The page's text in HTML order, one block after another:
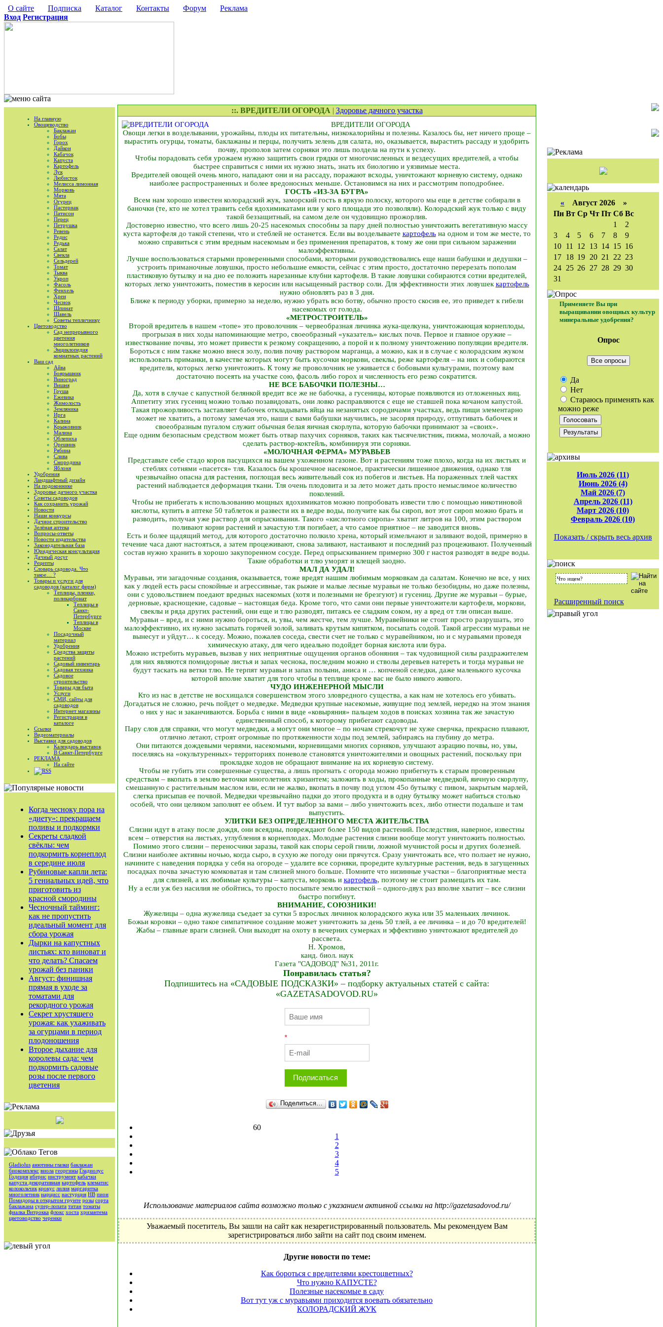
О сайте Подписка Каталог Контакты Форум
Реклама
Вход Регистрация
На главную
Овощеводство
Баклажан
Бобы
Горох
Дайкон
Кабачок
Капуста
Картофель
Лук
Любисток
Мелисса лимонная
Морковь
Мята
Огурец
Пастернак
Патисон
Перец
Петрушка
Ревень
Редис
Редька
Салат
Свекла
Сельдерей
Томат
Тыква
Укроп
Фасоль
Фенхель
Хрен
Чеснок
Шпинат
Шавель
Советы тепличнику
Цветоводство
Сад непрерывного
цветения
многолетников
Энциклопедия
комнатных растений
Ваш сад
Айва
Боярышник
Виноград
Вишня
Груша
Ежевика
Жимолость
Земляника
Ирга
Калина
Крыжовник
Малина
Облепиха
Орешник
Рябина
Слива
Смородина
Яблоня
Удобрения
Ландшафтный дизайн
На подоконнике
Здоровье дачного участка
Советы садоводов
Как сохранить урожай
Новости
Наши конкурсы
Дачное строительство
Зелёная аптека
Вопросы-ответы
Новости издательства
Законодательная база
Юридическая консультация
Дачный досуг
Рецепты
Словарь садовода. Что
такое… ?
Товары и услуги для
садоводов (каталог фирм)
Теплицы, пленки,
поликарбонат
Теплицы в
Санкт-
Петербурге
Теплицы в
Москве
Посадочный
материал
Удобрения
Средства защиты
растений
Садовый инвентарь
Садовая техника
Садовое
строительство
Товары для быта
Услуги
СМИ, сайты для
садоводов
Интернет магазины
Регистрация в
каталоге
Ссылки
Видеоматериалы
Выставки для садоводов
Календарь выставок
В Санкт-Петербурге
РЕКЛАМА
На сайте
RSS
Когда чесноку пора на
«диету»: прекращаем
поливы и подкормки
Секреты сладкой
свёклы: чем
подкормить корнеплод
в середине июля
Рубиновые капли лета:
5 гениальных идей, что
приготовить из
красной смородины
Чесночный тайминг:
как не пропустить
идеальный момент для
сбора урожая
Дырки на капустных
листьях: кто виноват и
что делать? Спасаем
урожай без паники
Август: финишная
прямая в уходе за
томатами для
рекордного урожая
Секрет хрустящего
урожая: как ухаживать
за огурцами в период
плодоношения
Второе дыхание для
королевы сада: чем
подкормить садовые
розы после первого
цветения
Gladiolus анютины глазки баклажан
биокомплекс виола георгины Гладиолус
Годеция иберис инструмент кабачки
капуста декоративная картофель клематис
колокольчик крокус лилия маргаритка
многолетник нарцисс настурция НВ пион
Помидоры в открытом грунте розы сорта
баклажана супер-лопата титан томаты
фиалка Витрокка флокс хоста хризантема
цветоводство черенки
::. ВРЕДИТЕЛИ ОГОРОДА | Здоровье дачного участка
ВРЕДИТЕЛИ ОГОРОДА
Овощи легки в возделывании, урожайны, плоды их питательны, низкокалорийны и полезны. Казалось бы, нет ничего проще –
вырастить огурцы, томаты, баклажаны и перцы, получить зелень для салата, но, оказывается, вырастить рассаду и удобрить
почву, прополов затем сорняки это лишь полдела на пути к успеху.
Чтобы порадовать себя урожаем нужно защитить свои грядки от многочисленных и вездесущих вредителей, а чтобы
быстрее справиться с ними их нужно знать, знать их биологию и уязвимые места.
Вредителей овощей очень много, нападают они и на рассаду, поражают всходы, уничтожают корневую систему, однако
наиболее распространенных и более вредоносных меньше. Остановимся на них и рассмотрим поподробнее.
ГОСТЬ «ИЗ-ЗА БУГРА»
Всем нам хорошо известен колорадский жук, заморский гость в яркую полоску, которого мы еще в детстве собирали в
баночки (те, кто не хотел травить себя ядохимикатами или у кого площади это позволяли). Колорадский жук только с виду
такой беззащитный, на самом деле он чудовищно прожорлив.
Достоверно известно, что всего лишь 20-25 насекомых способны за пару дней полностью уничтожить вегетативную массу
куста картофеля до такой степени, что и стеблей не останется. Если вы возделываете картофельна одном и том же месте, то
можно справиться с этим вредным насекомым и без применения препаратов, к тому же они при сильном заражении
малоэффективны.
Лучше воспользоваться старыми проверенными способами, которыми руководствовались еще наши бабушки и дедушки –
устроить приманочные ловушки, просто небольшие емкости, сейчас с этим просто, достаточно перерезать пополам
пластиковую бутылку и на дно ее положить нарезанные клубни картофеля. В такие ловушки собираются сотни вредителей,
которых легко уничтожить, поместив в керосин или насыщенный раствор соли. Для эффективности этих ловушек картофель
нужно обновлять раз в 3 дня.
Ближе к периоду уборки, примерно за неделю, нужно убрать всю ботву, обычно просто скосив ее, это приведет к гибели
насекомых от голода.
«МЕТРОСТРОИТЕЛЬ»
Второй вредитель в нашем «топе» это проволочник – червеобразная личинка жука-щелкуна, уничтожающая корнеплоды,
прогрызая в них ходы напоминающие метро, своеобразный «указатель» кислых почв. Первое и главное оружие –
известкование почвы, это может привести к резкому сокращению, а порой и к полному уничтожению популяции вредителя.
Бороться с ним также можно внеся золу, полив почву раствором марганца, а можно, как и в случае с колорадским жуком
использовать приманки, в качестве которых могут быть кусочки моркови, свеклы, реже картофеля – на них и собираются
вредители, которых легко уничтожить. К тому же проволочник не уживается с бобовыми культурами, поэтому вам
достаточно посеять на участке сою, фасоль либо горох и численность его резко сократится.
НЕ ВСЕ БАБОЧКИ ПОЛЕЗНЫ…
Да, хотя в случае с капустной белянкой вредит все же не бабочка, а гусеницы, которые появляются из отложенных яиц.
Аппетиту этих гусениц можно только позавидовать, они ловко расправляются с еще не ставшей пока кочаном капустой.
Такая прожорливость заставляет бабочек откладывать яйца на незанятых сородичами участках, ведь пищи элементарно
может не хватить, а потому замечая это, наши с вами бабушки научились, не засоряя природу, отпугивать бабочек и
своеобразным пугалом служит обычная белая яичная скорлупа, которую бабочки принимают за «своих».
Еще одним безопасным средством может быть отвар пахучих сорняков, таких как тысячелистник, пижма, молочай, а можно
сделать раствор-коктейль, комбинируя эти сорняки.
«МОЛОЧНАЯ ФЕРМА» МУРАВЬЕВ
Представьте себе стадо коров пасущихся на вашем ухоженном газоне. Вот и растениям тоже плохо, когда на их листьях и
стеблях сотнями «пасется» тля. Казалось бы крошечное насекомое, практически лишенное движения, однако тля
чрезвычайно опасна для растения, поглощая весь живительный сок из побегов и листьев. На пораженных тлей частях
растений наблюдается деформация ткани. Тля очень плодовита и за лето может дать просто немыслимое количество
поколений.
Чтобы не прибегать к использованию мощных ядохимикатов можно попробовать извести тлю с помощью никотиновой
кислоты, купить в аптеке 50 таблеток и развести их в ведре воды, получите как бы сироп, вот этот сироп можно брать и
разводить, получая уже раствор для опрыскивания. Такого «кислотного сиропа» хватит литров на 100, этим раствором
поливают корни растений и зачастую тля погибает, а что самое приятное – не заводится вновь.
Есть и более щадящий метод, для которого достаточно полкило хрена, который измельчают и заливают водой, примерно в
течение часа дают настояться, а затем процеживают, снова заливают, настаивают и последний раз процеживают. Полученный
состав нужно хранить в хорошо закупоренном сосуде. Перед опрыскиванием примерно 300 г настоя разводят в ведре воды.
Такие обработки и тлю уморят и клещей заодно.
МАЛ ДА УДАЛ!
Муравьи, эти загадочные создания, оказывается, тоже вредят нашим любимым морковкам да салатам. Конечно не все, у них
как у людей есть расы спокойные и агрессивные, так рыжие и малые лесные муравьи не только безобидны, но даже полезны,
они с удовольствием поедают вредных насекомых (хотя и полезными не брезгуют) и гусениц. Другие же муравьи – бурые,
дерновые, краснощекие, садовые – настоящая беда. Кроме того, что сами они первые уничтожители картофеля, моркови,
свеклы и ряда других растений, они еще и тлю разводят, питаясь ее сладким соком, ну а вред от тли описан выше.
Муравьи – вред, и с ними нужно бороться, и, увы, чем жестче, тем лучше. Муравейники не стоит просто разрушать, это
малоэффективно, их нужно засыпать горячей золой, заливать крутым кипятком, посыпать содой. Такой агрессии муравьи не
вынесут и уйдут… к соседу. Можно, пожалев соседа, свести счет не только с муравейником, но и с муравьями проведя
химическую атаку, для чего идеально подойдет борная кислота или бура.
Можно истребить муравьев, вызвав у них неприятные ощущения органов обоняния – так чудовищной силы раздражителем
для них являются помидорные листья и запах чеснока, последним можно и стволы деревьев натереть и тогда муравьи не
будут таскать на ветки тлю. Не терпят муравьи и запах полыни, аниса и … копченой селедки, даже маленького кусочка
которой вполне хватит для того чтобы в теплице кроме вас не было никого живого.
ЧУДО ИНЖЕНЕРНОЙ МЫСЛИ
Кто из нас в детстве не восхищался совершенством этого зловредного существа, а как нам не хотелось его убивать.
Догадаться не сложно, речь пойдет о медведке. Медведки крупные насекомые, живущие под землей, нередко на этом знания
о них у нас и заканчиваются. Борьба с ними в виде «ковыряния» пальцем ходов в поисках хозяина так же зачастую
единственный способ, к которому прибегают садоводы.
Пару слов для справки, что могут медведки, а могут они многое – по ночам стрекочут не хуже сверчка, прекрасно плавают,
отлично летают, строят огромные по протяженности ходы под землей, забираясь на глубину до метра.
Они питаются дождевыми червями, насекомыми, корневищами многих сорняков, улучшают аэрацию почвы, но, увы,
поселяясь на «окультуренных» территориях поневоле становятся уничтожителями и овощных растений, поскольку при
прокладке ходов не обращают внимание на их корневую систему.
Чтобы не губить эти совершенные существа, а лишь прогнать с огорода можно прибегнуть к старым проверенным
средствам – вкопать в землю веточки многолетних хризантем; заложить в ходы, прокопанные медведкой, яичную скорлупу,
смешанную с растительным маслом или, если не жалко, вкопать в почву под углом 45о бутылку с пивом, закрытым марлей,
слегка присыпав ее почвой. Медведки чрезвычайно падки до этого продукта и в одну бутылку может набиться столько
особей, что они целиком заполнят ее объем. И тут выбор за вами – либо уничтожить всех, либо отнести подальше и там
выпустить.
УЛИТКИ БЕЗ ОПРЕДЕЛЕННОГО МЕСТА ЖИТЕЛЬСТВА
Слизни идут в атаку после дождя, они всеядны, повреждают более 150 видов растений. Последствия, наверное, известны
всем – отверстия на листьях, углубления в корнеплодах. Молодые растения слизни вообще могут уничтожить полностью.
Помимо этого слизни – переносчики заразы, такой как споры серой гнили, ложной мучнистой росы и других болезней.
Слизни наиболее активны ночью, когда сыро, в сухую же погоду они прячутся. Сразу уничтожать все, что ползает не нужно,
начините с наведения порядка у себя на огороде – удалите все сорняки, проредите культурные растения, ведь в загущенных
посадках почва зачастую комковатая и там слизней много больше. Помните что низинные участки – благоприятные места
для слизней, а их любимые культуры – капуста, морковь и картофель, поэтому не стоит размещать их там.
Ну а если уж без насилия не обойтись, то просто посыпьте землю известкой – одного-двух раз вполне хватит – все слизни
быстро погибнут.
ВНИМАНИЕ, СОЮЗНИКИ!
Жужелицы – одна жужелица съедает за сутки 5 взрослых личинок колорадского жука или 35 маленьких личинок.
Божьи коровки – одно такое симпатичное создание может уничтожить за день 50 тлей, а ее личинка – и до 70 вредителей!
Жабы – главные враги слизней. Они выходят на охоту в вечерних сумерках и эффективно уничтожают вредителей до
рассвета.
Н. Хромов,
канд. биол. наук
Газета "САДОВОД" №31, 2011г.
Понравилась статья?
Подпишитесь на «САДОВЫЕ ПОДСКАЗКИ» – подборку актуальных статей с сайта:
«GAZETASADOVOD.RU»
*
Подписаться
Поделиться…
60
1
2
3
4
5
Использование материалов сайта возможно только с указанием активной ссылки на http://gazetasadovod.ru/
Уважаемый посетитель, Вы зашли на сайт как незарегистрированный пользователь. Мы рекомендуем Вам
зарегистрироваться либо зайти на сайт под своим именем.
Другие новости по теме:
Как бороться с вредителями крестоцветных?
Что нужно КАПУСТЕ?
Полезные насекомые в саду
Вот тут уж с муравьями приходится воевать обязательно
КОЛОРАДСКИЙ ЖУК
« Август 2026 »
Пн Вт Ср Чт Пт Сб Вс
1
2
3
4 5 6 7 8
9
10 11 12 13 14 15 16
17 18 19 20 21 22 23
24 25 26 27 28 29 30
31
Применяете Вы при
выращивании овощных культур
минеральные удобрения?
Опрос
Все опросы
Да
Нет
Стараюсь применять как
можно реже
Июль 2026 (11)
Июнь 2026 (4)
Май 2026 (7)
Апрель 2026 (11)
Март 2026 (10)
Февраль 2026 (10)
Показать / скрыть весь архив
Расширенный поиск